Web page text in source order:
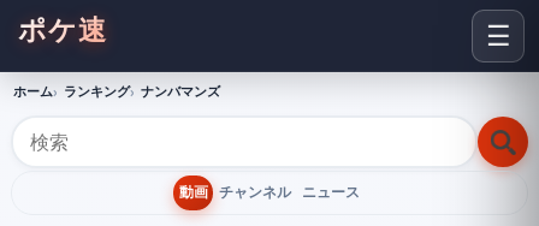
☰
ポケ速
ホーム ランキング ナンバマンズ
動画 チャンネル ニュース